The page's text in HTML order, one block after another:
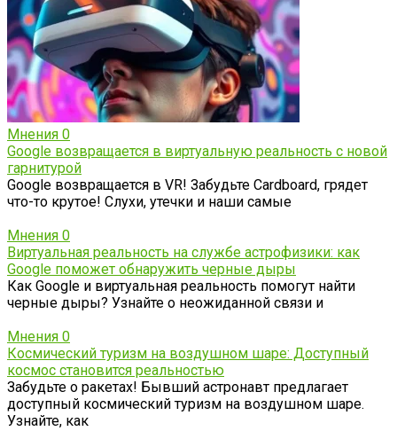
Мнения 0
Google возвращается в виртуальную реальность с новой
гарнитурой
Google возвращается в VR! Забудьте Cardboard, грядет
что-то крутое! Слухи, утечки и наши самые
Мнения 0
Виртуальная реальность на службе астрофизики: как
Google поможет обнаружить черные дыры
Как Google и виртуальная реальность помогут найти
черные дыры? Узнайте о неожиданной связи и
Мнения 0
Космический туризм на воздушном шаре: Доступный
космос становится реальностью
Забудьте о ракетах! Бывший астронавт предлагает
доступный космический туризм на воздушном шаре.
Узнайте, как